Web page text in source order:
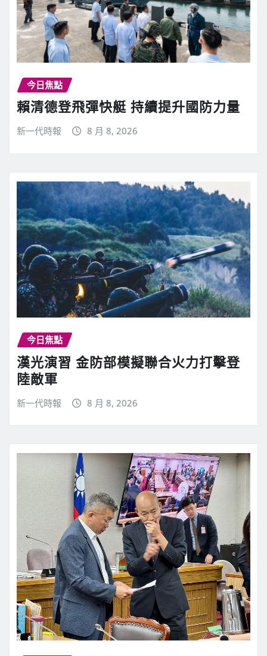
今日焦點
賴清德登飛彈快艇 持續提升國防力量
新一代時報 8 月 8, 2026
今日焦點
漢光演習 金防部模擬聯合火力打擊登
陸敵軍
新一代時報 8 月 8, 2026